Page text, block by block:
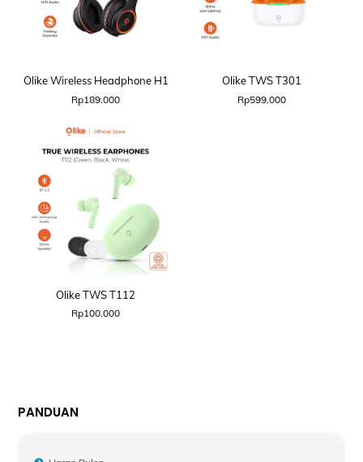
Olike Wireless Headphone H1
Rp189.000
Olike TWS T301
Rp599.000
Olike TWS T112
Rp100.000
PANDUAN